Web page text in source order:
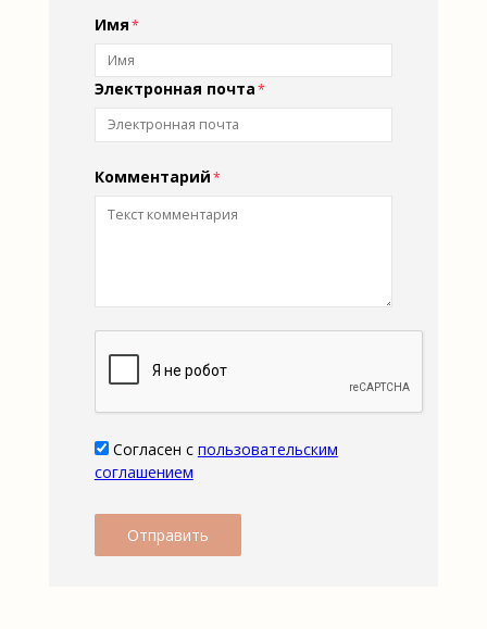
Имя
Электронная почта
Комментарий
Согласен с пользовательским
соглашением